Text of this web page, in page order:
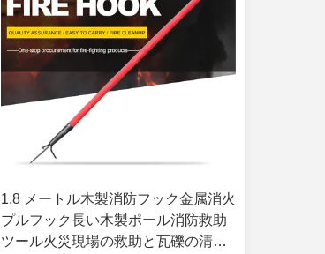
1.8 メートル木製消防フック金属消火
プルフック長い木製ポール消防救助
ツール火災現場の救助と瓦礫の清掃